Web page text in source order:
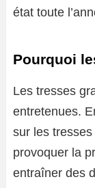
état toute
Pourquoi
Les tresses
entretenues.
sur les
provoquer la
entraîner des